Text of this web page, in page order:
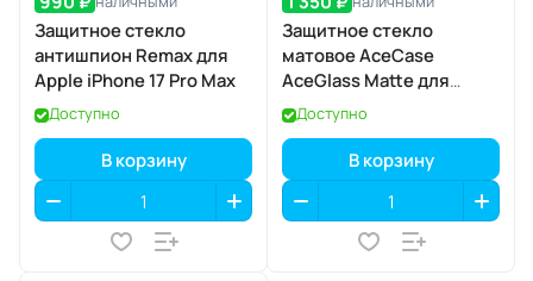
Защитное стекло
антишпион Remax для
Apple iPhone 17 Pro Max
Доступно
В корзину
Защитное стекло
матовое AceCase
AceGlass Matte для
Apple iPhone 17 Pro
Доступно
В корзину